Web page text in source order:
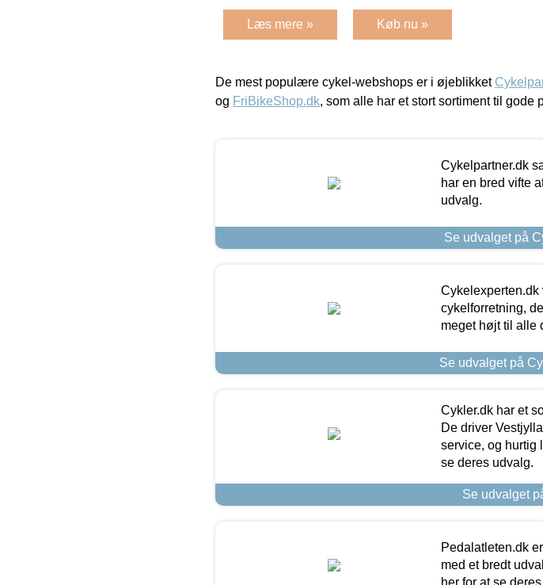
Læs mere » Køb nu »
De mest populære cykel-webshops er i øjeblikket
og FriBikeShop.dk, som alle har et stort sortiment til gode
Cykelpartner.dk
har en bred vifte
udvalg.
Se udvalget på
cykelforretning,
meget højt til alle
Se udvalget på
Cykler.dk har et
De driver
service, og hurtig
se deres udvalg.
Se udvalget
Pedalatleten.dk
med et bredt
her for at se